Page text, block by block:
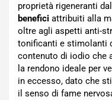
proprietà rigeneranti
benefici attribuiti alla
oltre agli aspetti anti-
tonificanti e stimolanti
contenuto di iodio che
la rendono ideale per
in eccesso, dato che
il senso di fame